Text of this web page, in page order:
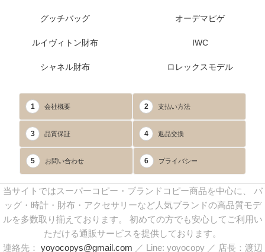
グッチバッグ
ルイヴィトン財布
シャネル財布
オーデマピゲ
IWC
ロレックスモデル
1 会社概要 2 支払い方法
3 品質保証 4 返品交換
5 お問い合わせ 6 プライバシー
当サイトではスーパーコピー・ブランドコピー商品を中心に、 バ
ッグ・時計・財布・アクセサリーなど人気ブランドの高品質モデ
ルを多数取り揃えております。 初めての方でも安心してご利用い
ただける通販サービスを提供しております。
連絡先： yoyocopys@gmail.com ／ Line: yoyocopy ／ 店長：渡辺